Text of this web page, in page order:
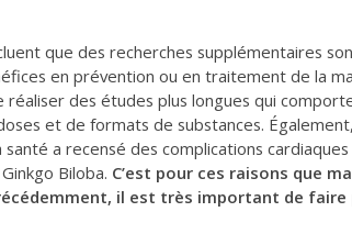
que des recherches supplémentaires
en prévention ou en traitement de la
réaliser des études plus longues qui
et de formats de substances. Également,
santé a recensé des complications
Ginkgo Biloba. C’est pour ces raisons que
il est très important de faire